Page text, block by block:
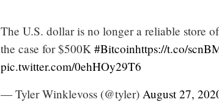
The U.S. dollar is no longer a reliable store
the case for $500K #Bitcoinhttps://t.co/
pic.twitter.com/0ehHOy29T6
— Tyler Winklevoss (@tyler) August 27,